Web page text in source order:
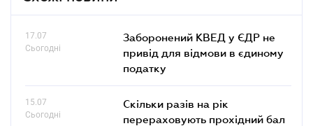
17.07
Сьогодні
Заборонений КВЕД у ЄДР не
привід для відмови в єдиному
податку
15.07
Сьогодні
Скільки разів на рік
перераховують прохідний бал